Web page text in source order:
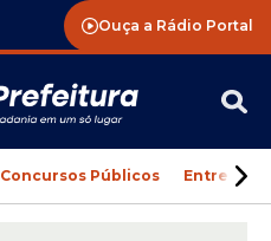
Ouça a Rádio Portal
Concursos Públicos